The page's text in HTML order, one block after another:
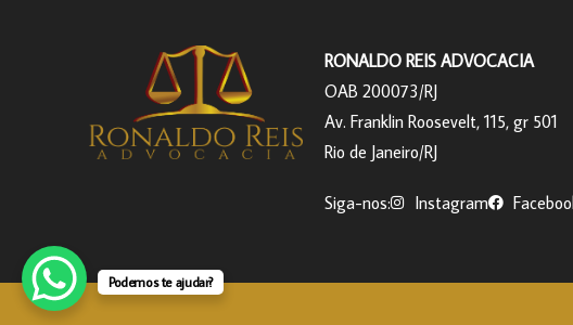
RONALDO REIS ADVOCACIA
OAB 200073/RJ
Av. Franklin Roosevelt, 115, gr 501
Rio de Janeiro/RJ
Siga-nos: Instagram
Podemos te ajudar?